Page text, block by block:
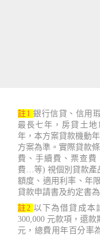
註1 銀行信貸、信用
最長七年，房貸土
年，本方案貸款機動
方案為準。實際貸款
費、手續費、票查
費…等) 視個別貸款產
額度、適用利率、年
貸款申請書及約定書為
註2 以下為借貸成本
300,000 元款項，還
元，總費用年百分率